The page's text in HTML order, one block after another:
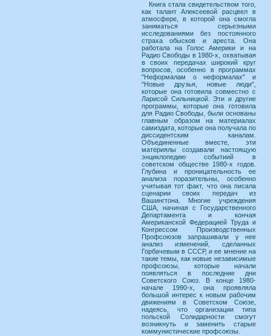
Книга стала свидетельством того,
как талант Алексеевой расцвел в
атмосфере, в которой она смогла
заниматься серьезными
исследованиями без постоянного
страха обысков и ареста. Она
работала на Голос Америки и на
Радио Свободы в 1980-х, охватывая
в своих передачах широкий круг
вопросов, особенно в программах
"Неформалам о неформалах" и
"Новые друзья, новые люди",
которые она готовила совместно с
Ларисой Сильницкой. Эти и другие
программы, которые она готовила
для Радио Свободы, были основаны
главным образом на материалах
самиздата, которые она получала по
диссидентским каналам.
Объединенные вместе, эти
материялы создавали настоящую
энциклопедию событиий в
советском обществе 1980-х годов.
Глубина и проницательность ее
анализа поразительны, особенно
учитывая тот факт, что она писала
сценарии своих передач из
Вашингтона. Многие учреждения
США, начиная с Государственного
Департамента и кончая
Американской Федерацией Труда и
Конгрессом Производственных
Профсоюзов запрашивали у нее
анализ изменений, сделанных
Горбачевым в СССР, и ее мнение на
такие темы, как новые независимые
профсоюзы, которые начали
появляться в последние дни
Советского Союз. В конце 1980-
начале 1990-х, она проявляла
большой интерес к новым рабочим
движениям в Советском Союзе,
надеясь, что организации типа
польской Солидарности смогут
возникнуть и заменить старые
коммунистические профсоюзы.